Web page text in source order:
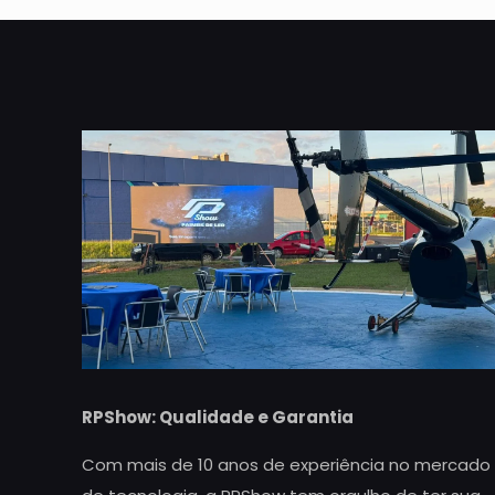
RPShow: Qualidade e Garantia
Com mais de 10 anos de experiência no mercado